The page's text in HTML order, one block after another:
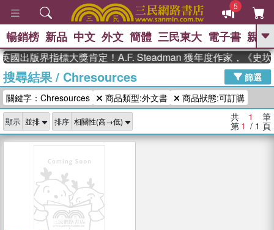
5
GO
熱搜： 高希均教授回憶錄
、 The Odyssey 、 父親節 、 如果歷
史是一群喵 、 暑期推薦 、 國際布克
獎 臺灣漫遊錄 、 方念華 、 台灣的李
登輝時代
數學女孩：黎曼猜想 、
偉大的迷走神經
暢銷榜 新品 中文 外文 簡體 三民東大 電子書 親子
國出版界指標大獎肯定！A.F. Steadman 獲年度作家，《史
搜尋結果/ Chresources
篩選
關鍵字：Chresources
商品類型:外文書 商品狀態:可訂購
顯示 排序 共 1 筆
第 1 / 1 頁